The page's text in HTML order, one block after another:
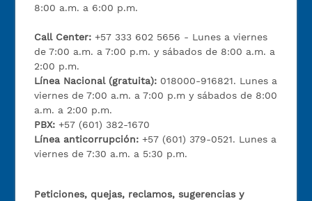
8:00 a.m. a 6:00 p.m.
Call Center:+57 333 602 5656 - Lunes a viernes
de 7:00 a.m. a 7:00 p.m. y sábados de 8:00 a.m. a
2:00 p.m.
Línea Nacional (gratuita): 018000-916821. Lunes a
viernes de 7:00 a.m. a 7:00 p.m y sábados de 8:00
a.m. a 2:00 p.m.
PBX:+57 (601) 382-1670
Línea anticorrupción:+57 (601) 379-0521. Lunes a
viernes de 7:30 a.m. a 5:30 p.m.
Peticiones, quejas, reclamos, sugerencias y